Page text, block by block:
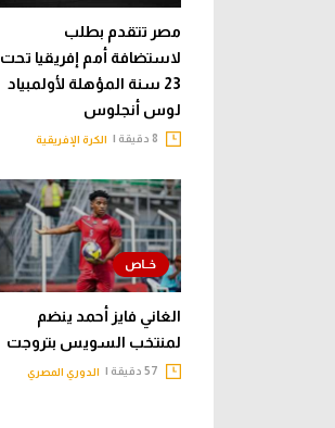
مصر تتقدم بطلب
لاستضافة أمم إفريقيا تحت
23 سنة المؤهلة لأولمبياد
لوس أنجلوس
الكرة الإفريقية
الغاني فايز أحمد ينضم
لمنتخب السويس بتروجت
الدوري المصري